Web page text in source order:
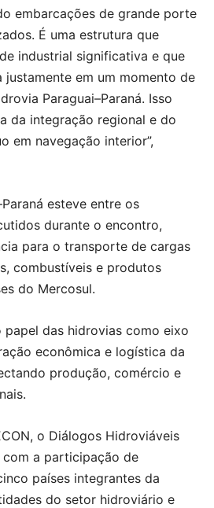
embarcações de grande porte
É uma estrutura que
industrial significativa e que
justamente em um momento de
Paraguai–Paraná. Isso
da integração regional e do
em navegação interior”,
esteve entre os
durante o encontro,
para o transporte de cargas
combustíveis e produtos
do Mercosul.
das hidrovias como eixo
econômica e logística da
produção, comércio e
o Diálogos Hidroviáveis
a participação de
países integrantes da
do setor hidroviário e